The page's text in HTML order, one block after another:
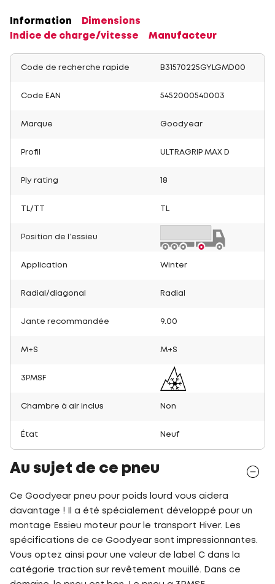
Information
Dimensions
Indice de charge/vitesse
Manufacteur
Code de recherche rapide B31570225GYLGMD00
Code EAN 5452000540003
Marque Goodyear
Profil ULTRAGRIP MAX D
Ply rating 18
TL/TT
Position de l’essieu
Application Winter
Radial/diagonal Radial
Jante recommandée 9.00
M+S M+S
3PMSF
Chambre à air inclus Non
État Neuf
Au sujet de ce pneu
Ce Goodyear pneu pour poids lourd vous aidera
davantage ! Il a été spécialement développé pour un
montage Essieu moteur pour le transport Hiver. Les
spécifications de ce Goodyear sont impressionnantes.
Vous optez ainsi pour une valeur de label C dans la
catégorie traction sur revêtement mouillé. Dans ce